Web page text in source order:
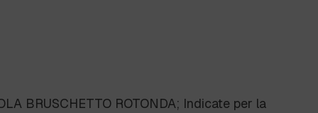
BRUSCHETTO ROTONDA; Indicate per la